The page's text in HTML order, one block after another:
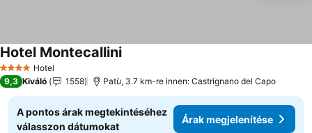
4 KategóriaHotel
Hotel MontecalliniÁrak megjelenítése
9,3 Kiváló 1558 Patù, 3.7 km-re innen: Castrignano del Capo
A pontos árak megtekintéséhez
válasszon dátumokat
Árak megjelenítése